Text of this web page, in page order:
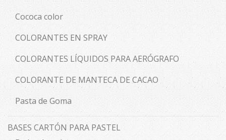
Cococa color
COLORANTES EN SPRAY
COLORANTES LÍQUIDOS PARA AERÓGRAFO
COLORANTE DE MANTECA DE CACAO
Pasta de Goma
BASES CARTÓN PARA PASTEL